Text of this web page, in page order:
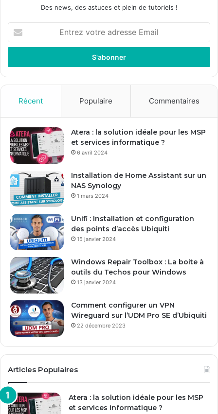
Des news, des astuces et plein de tutoriels !
t
e
z
r
e
a
d
s
e
m
a
Récent Populaire Commentaires
Atera : la solution idéale pour les MSP
et services informatique ?
6 avril 2024
Installation de Home Assistant sur un
NAS Synology
1 mars 2024
Unifi : Installation et configuration
des points d’accès Ubiquiti
15 janvier 2024
Windows Repair Toolbox : La boite à
outils du Techos pour Windows
13 janvier 2024
Comment configurer un VPN
Wireguard sur l’UDM Pro SE d’Ubiquiti
22 décembre 2023
Articles Populaires
Atera : la solution idéale pour les MSP
et services informatique ?